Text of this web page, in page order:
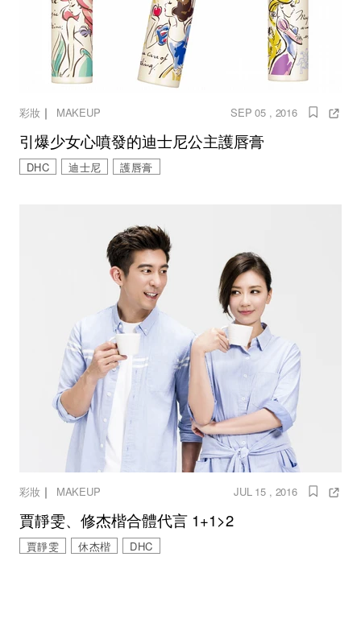
彩妝｜ MAKEUP SEP 05 , 2016
引爆少女心噴發的迪士尼公主護唇膏
DHC 迪士尼 護唇膏
彩妝｜ MAKEUP JUL 15 , 2016
賈靜雯、修杰楷合體代言 1+1>2
賈靜雯 休杰楷 DHC